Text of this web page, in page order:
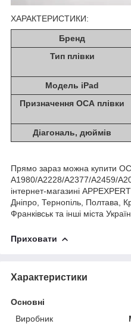
ХАРАКТЕРИСТИКИ:
Бренд
Тип плівки
Модель iPad
Призначення ОСА плівки
Діагональ, дюймів
Прямо зараз можна купити
A1980/A2228/A2377/A2459/
інтернет-магазині
Дніпро, Тернопіль, Полтава,
Франківськ та інші міста
Приховати
Характеристики
Основні
Виробник